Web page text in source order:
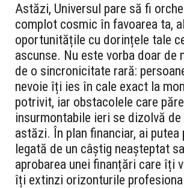
Astăzi, Universul pare să fi
complot cosmic în favoarea ta,
oportunitățile cu dorințele tale
ascunse. Nu este vorba doar de
de o sincronicitate rară:
nevoie îți ies în cale exact la
potrivit, iar obstacolele care
insurmontabile ieri se dizolvă de
astăzi. În plan financiar, ai putea
legată de un câștig neașteptat
aprobarea unei finanțări care îți
îți extinzi orizonturile